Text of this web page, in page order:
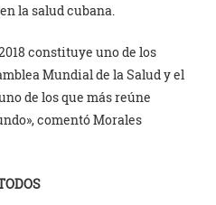
la salud cubana.
constituye uno de los
Mundial de la Salud y el
de los que más reúne
comentó Morales